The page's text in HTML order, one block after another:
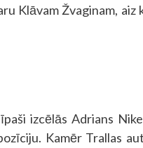
Klāvam Žvaginam,
izcēlās Adrians
Kamēr Trallas